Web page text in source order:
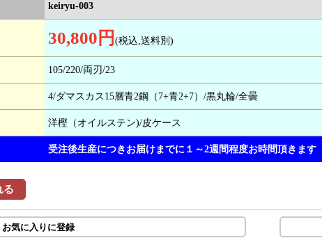
keiryu-003
30,800円 (税込,送料別)
105/220/両刃/23
4/ダマスカス15層青2鋼（7+青2+7）/黒丸輪/全曇
洋樫（オイルステン)/皮ケース
受注後生産につきお届けまでに１～2週間程度お時間頂きます
る
お気に入りに登録